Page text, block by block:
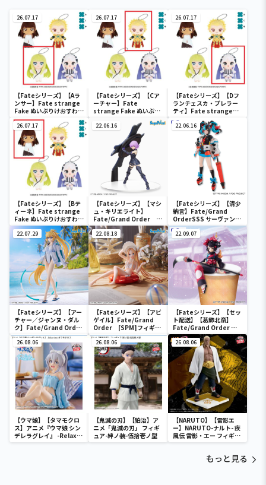
26.07.17
【Fateシリーズ】【Aラ
ンサー】Fate strange
Fake ぬいぷりけおすわり
2
26.07.17
【Fateシリーズ】【Cア
ーチャー】Fate
strange Fake ぬいぷり
26.07.17
【Fateシリーズ】【Dフ
ランチェスカ・プレラー
ティ】Fate strange
Fake ぬいぷりけおすわり
2
26.07.17
【Fateシリーズ】【Bテ
ィーネ】Fate strange
Fake ぬいぷりけおすわり
2
22.06.16
【Fateシリーズ】【マシ
ュ・キリエライト】
Fate/Grand Order
[SPM]フィギュア“シー
ルダー／マシュ・キリエ
ライト”
22.06.16
【Fateシリーズ】【清少
納言】Fate/Grand
OrderSSS サーヴァント
フィギュア～アーチャー/
清少納言～
22.07.29
【Fateシリーズ】【アー
チャー／ジャンヌ・ダル
ク】Fate/Grand Order
FIGURIZM “アーチャー
／ジャンヌ・ダルク”
22.08.18
【Fateシリーズ】【アビ
ゲイル】Fate/Grand
Order [SPM]フィギュ
ア“フォーリナー／アビゲ
イル・ウィリアムズ
【夏】
22.09.07
【Fateシリーズ】【セッ
ト配送】【葛飾北斎】
Fate/Grand Order ぬ
ーどるストッパーフィギ
ュア～フォーリナー/葛飾
北斎～
26.08.06
【ウマ娘】【タマモクロ
ス】アニメ『ウマ娘 シン
デレラグレイ』 -Relax
time-タマモクロス
26.08.06
【鬼滅の刃】【狛治】ア
ニメ「鬼滅の刃」 フィギ
ュア-絆ノ装-伍拾壱ノ型
26.08.06
【NARUTO】【雷影エ
ー】NARUTO-ナルト- 疾
風伝 雷影・エー フィギュ
ア～五影集結…!!～
もっと見る